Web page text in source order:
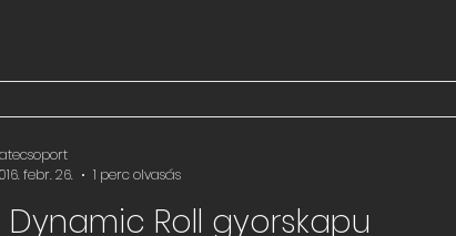
Dynamic Roll gyorskapu
febr. 26.
1 perc olvasás